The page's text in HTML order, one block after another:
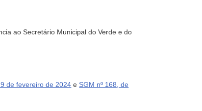
ao Secretário Municipal do Verde e do
de fevereiro de 2024 e SGM nº 168, de